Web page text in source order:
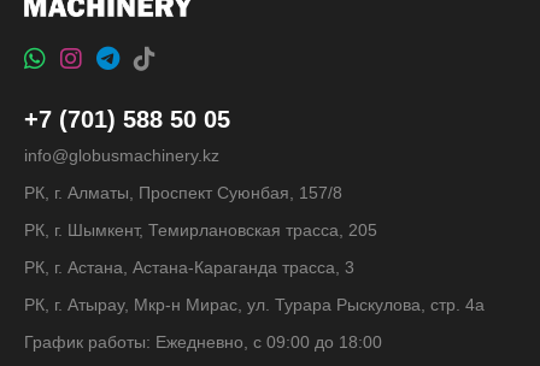
+7 (701) 588 50 05
info@globusmachinery.kz
РК, г. Алматы, Проспект Суюнбая, 157/8
РК, г. Шымкент, Темирлановская трасса, 205
РК, г. Астана, Астана-Караганда трасса, 3
РК, г. Атырау, Мкр-н Мирас, ул. Турара Рыскулова, стр. 4а
График работы: Ежедневно, с 09:00 до 18:00